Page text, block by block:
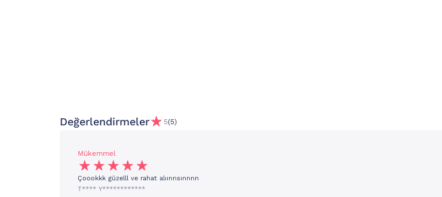
Değerlendirmeler 5(5)
Mükemmel
Çoookkk güzelll ve rahat alıınnsınnnn
T**** Y************